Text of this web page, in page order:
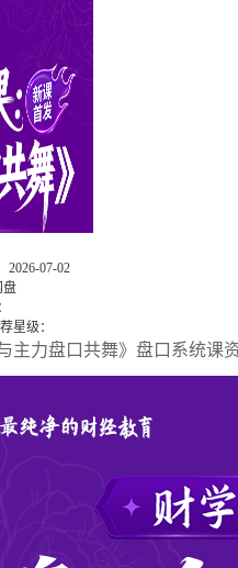
2026-07-02
盘
星级：
主力盘口共舞》盘口系统课